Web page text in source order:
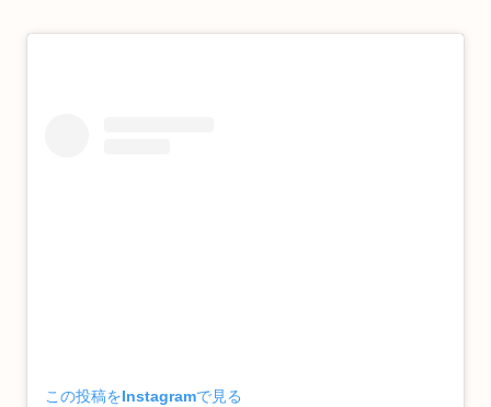
この投稿をInstagramで見る